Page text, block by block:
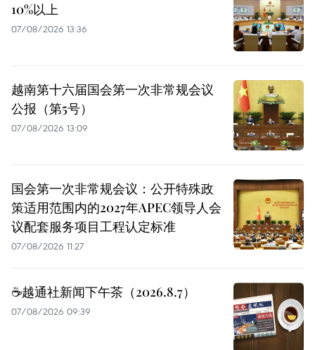
10%以上
07/08/2026 13:36
越南第十六届国会第一次非常规会议
公报（第5号）
07/08/2026 13:09
国会第一次非常规会议：公开特殊政
策适用范围内的2027年APEC领导人会
议配套服务项目工程认定标准
07/08/2026 11:27
☕️越通社新闻下午茶（2026.8.7）
07/08/2026 09:39